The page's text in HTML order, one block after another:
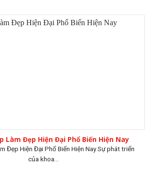
Làm Đẹp Hiện Đại Phổ Biến Hiện Nay
Đẹp Hiện Đại Phổ Biến Hiện Nay Sự phát triển
của khoa...